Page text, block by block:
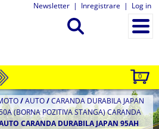
Newsletter | Inregistrare | Log in
0
/AUTO/CARANDA DURABILA JAPAN
(BORNA POZITIVA STANGA) CARANDA
CARANDA DURABILA JAPAN 95AH